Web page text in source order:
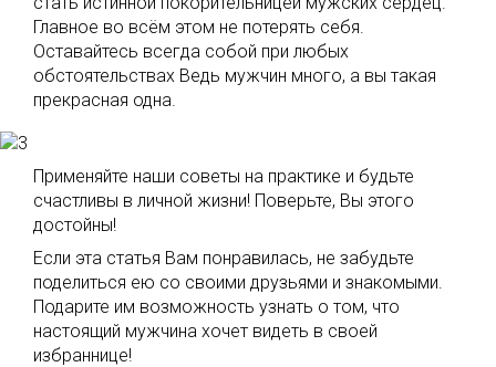
Главное во всём этом не потерять себя.
Оставайтесь всегда собой при любых
обстоятельствах Ведь мужчин много, а вы такая
прекрасная одна.
Применяйте наши советы на практике и будьте
счастливы в личной жизни! Поверьте, Вы этого
достойны!
Если эта статья Вам понравилась, не забудьте
поделиться ею со своими друзьями и знакомыми.
Подарите им возможность узнать о том, что
настоящий мужчина хочет видеть в своей
избраннице!